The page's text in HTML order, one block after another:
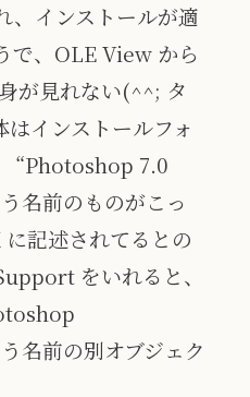
、インストールが適
で、OLE View から
が見れない(^^; タ
はインストールフォ
“Photoshop 7.0
名前のものがこっ
記述されてるとの
をいれると、
名前の別オブジェク